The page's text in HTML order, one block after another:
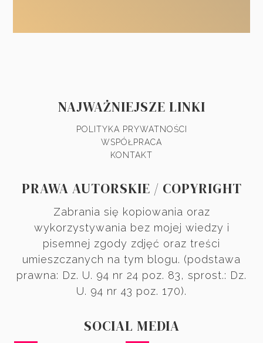
NAJWAŻNIEJSZE LINKI
POLITYKA PRYWATNOŚCI
WSPÓŁPRACA
KONTAKT
PRAWA AUTORSKIE / COPYRIGHT
Zabrania się kopiowania oraz
wykorzystywania bez mojej wiedzy i
pisemnej zgody zdjęć oraz treści
umieszczanych na tym blogu. (podstawa
prawna: Dz. U. 94 nr 24 poz. 83, sprost.: Dz.
U. 94 nr 43 poz. 170).
SOCIAL MEDIA